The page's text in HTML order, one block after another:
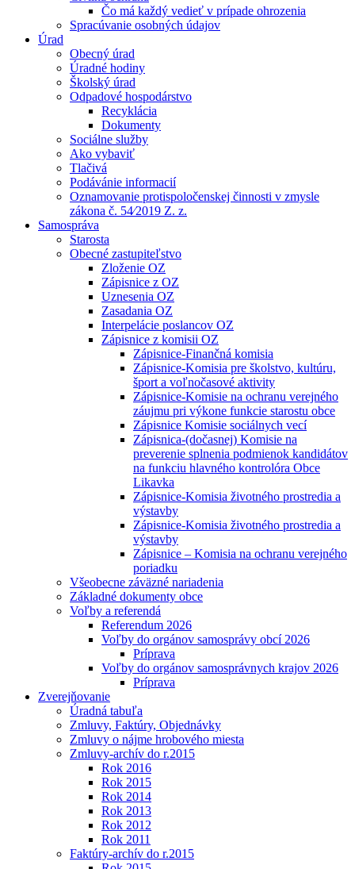
Čo má každý vedieť v prípade ohrozenia
Spracúvanie osobných údajov
Úrad
Obecný úrad
Úradné hodiny
Školský úrad
Odpadové hospodárstvo
Recyklácia
Dokumenty
Sociálne služby
Ako vybaviť
Tlačivá
Podávánie informacií
Oznamovanie protispoločenskej činnosti v zmysle
zákona č. 54⁄2019 Z. z.
Samospráva
Starosta
Obecné zastupiteľstvo
Zloženie OZ
Zápisnice z OZ
Uznesenia OZ
Zasadania OZ
Interpelácie poslancov OZ
Zápisnice z komisii OZ
Zápisnice-Finančná komisia
Zápisnice-Komisia pre školstvo, kultúru,
šport a voľnočasové aktivity
Zápisnice-Komisie na ochranu verejného
záujmu pri výkone funkcie starostu obce
Zápisnice Komisie sociálnych vecí
Zápisnica-(dočasnej) Komisie na
preverenie splnenia podmienok kandidátov
na funkciu hlavného kontrolóra Obce
Likavka
Zápisnice-Komisia životného prostredia a
výstavby
Zápisnice-Komisia životného prostredia a
výstavby
Zápisnice – Komisia na ochranu verejného
poriadku
Všeobecne záväzné nariadenia
Základné dokumenty obce
Voľby a referendá
Referendum 2026
Voľby do orgánov samosprávy obcí 2026
Príprava
Voľby do orgánov samosprávnych krajov 2026
Príprava
Zverejňovanie
Úradná tabuľa
Zmluvy, Faktúry, Objednávky
Zmluvy o nájme hrobového miesta
Zmluvy-archív do r.2015
Rok 2016
Rok 2015
Rok 2014
Rok 2013
Rok 2012
Rok 2011
Faktúry-archív do r.2015